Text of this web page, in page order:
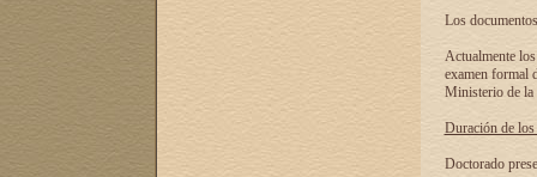
Los
Actualmente
examen formal
Ministerio de la
Duración de
Doctorado